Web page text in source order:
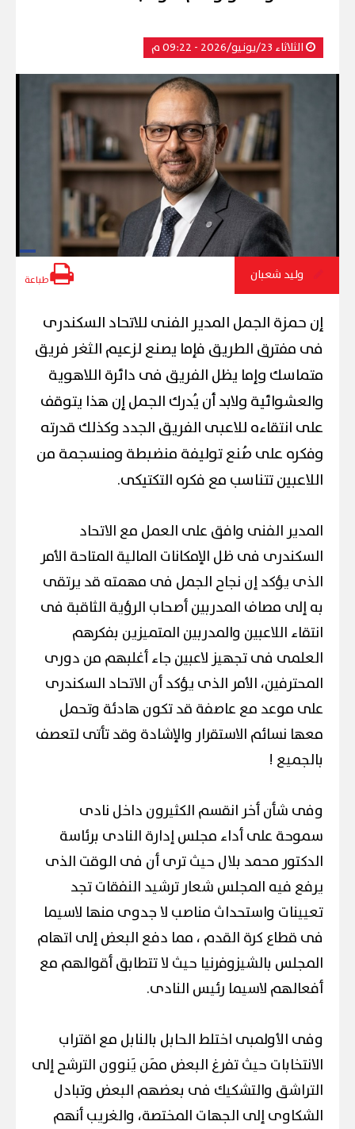
الثلاثاء 23/يونيو/2026 - 09:22 م
وليد شعبان طباعة
إن حمزة الجمل المدير الفنى للاتحاد السكندرى
فى مفترق الطريق فإما يصنع لزعيم الثغر فريق
متماسك وإما يظل الفريق فى دائرة اللاهوية
والعشوائية ولابد أن يُدرك الجمل إن هذا يتوقف
على انتقاءه للاعبى الفريق الجدد وكذلك قدرته
وفكره على صُنع توليفة منضبطة ومنسجمة من
اللاعبين تتناسب مع فكره التكتيكى.
المدير الفنى وافق على العمل مع الاتحاد
السكندرى فى ظل الإمكانات المالية المتاحة الأمر
الذى يؤكد إن نجاح الجمل فى مهمته قد يرتقى
به إلى مصاف المدربين أصحاب الرؤية الثاقبة فى
انتقاء اللاعبين والمدربين المتميزين بفكرهم
العلمى فى تجهيز لاعبين جاء أغلبهم من دورى
المحترفين، الأمر الذى يؤكد أن الاتحاد السكندرى
على موعد مع عاصفة قد تكون هادئة وتحمل
معها نسائم الاستقرار والإشادة وقد تأتى لتعصف
بالجميع !
وفى شأن أخر انقسم الكثيرون داخل نادى
سموحة على أداء مجلس إدارة النادى برئاسة
الدكتور محمد بلال حيث ترى أن فى الوقت الذى
يرفع فيه المجلس شعار ترشيد النفقات تجد
تعيينات واستحداث مناصب لا جدوى منها لاسيما
فى قطاع كرة القدم ، مما دفع البعض إلى اتهام
المجلس بالشيزوفرنيا حيث لا تتطابق أقوالهم مع
أفعالهم لاسيما رئيس النادى.
وفى الأولمبى اختلط الحابل بالنابل مع اقتراب
الانتخابات حيث تفرغ البعض ممَن يَنوون الترشح إلى
التراشق والتشكيك فى بعضهم البعض وتبادل
الشكاوى إلى الجهات المختصة، والغريب أنهم